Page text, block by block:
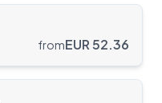
fromEUR52.36